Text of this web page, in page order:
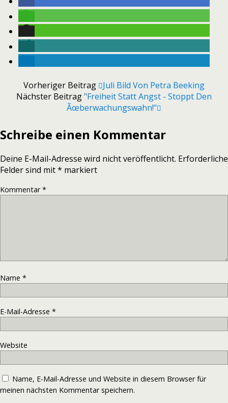
Vorheriger Beitrag
Juli Bild Von Petra Beeking
Nächster Beitrag"Freiheit Statt Angst - Stoppt Den
Ãœberwachungswahn!"
Schreibe einen Kommentar
Deine E-Mail-Adresse wird nicht veröffentlicht. Erforderliche
Felder sind mit* markiert
Kommentar*
Name *
E-Mail-Adresse *
Website
Name, E-Mail-Adresse und Website in diesem Browser für
meinen nächsten Kommentar speichern.